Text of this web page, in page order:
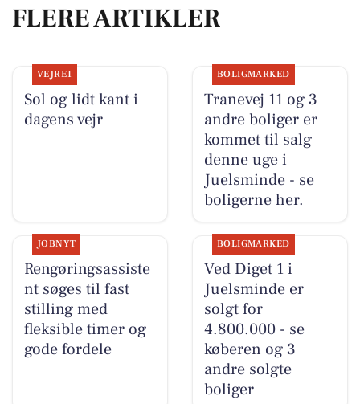
FLERE ARTIKLER
VEJRET
Sol og lidt kant i
dagens vejr
BOLIGMARKED
Tranevej 11 og 3
andre boliger er
kommet til salg
denne uge i
Juelsminde - se
boligerne her.
JOBNYT
Rengøringsassiste
nt søges til fast
stilling med
fleksible timer og
gode fordele
BOLIGMARKED
Ved Diget 1 i
Juelsminde er
solgt for
4.800.000 - se
køberen og 3
andre solgte
boliger